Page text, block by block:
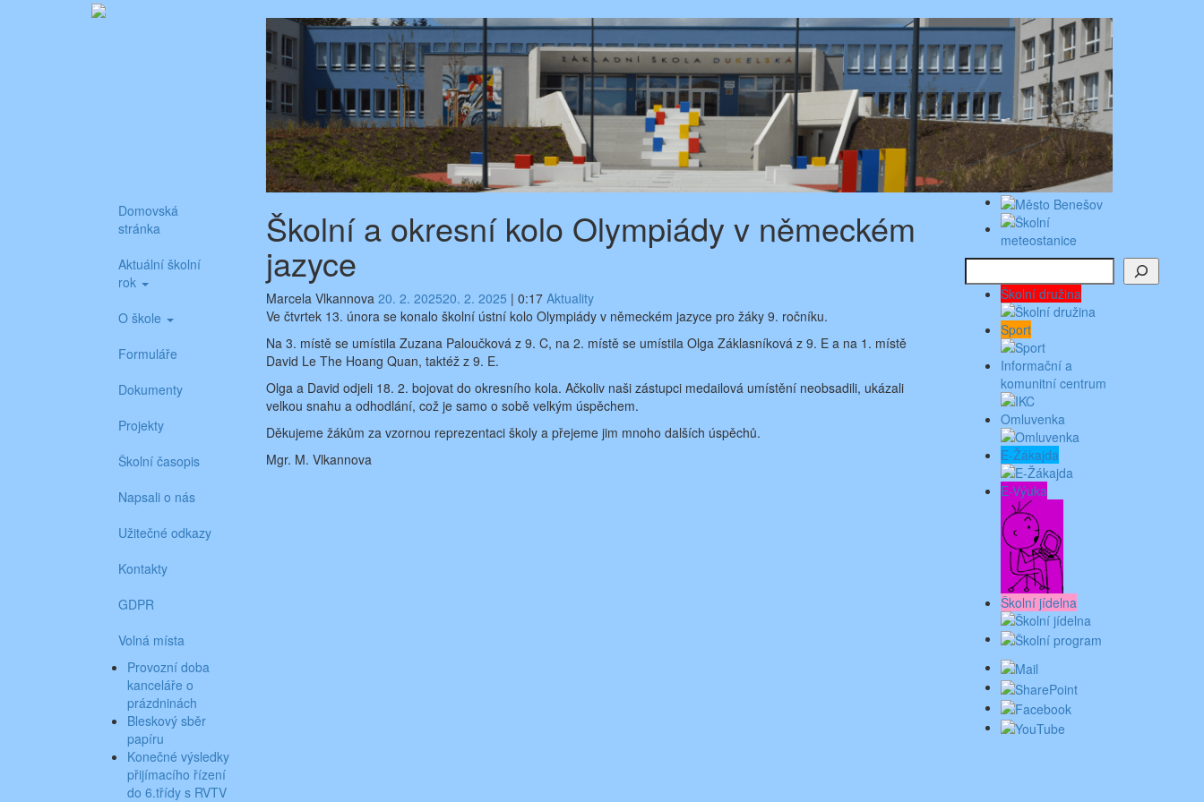
Aktuality ze školy
Základní škola Benešov, Dukelská 1818
Domovská
stránka
Aktuální školní
rok
O škole
Formuláře
Dokumenty
Projekty
Školní časopis
Napsali o nás
Užitečné odkazy
Kontakty
GDPR
Volná místa
Provozní doba
kanceláře o
prázdninách
Bleskový sběr
papíru
Konečné výsledky
přijímacího řízení
do 6.třídy s RVTV
Školní a okresní kolo Olympiády v německém
jazyce
Marcela Vlkannova 20. 2. 202520. 2. 2025 | 0:17 Aktuality
Ve čtvrtek 13. února se konalo školní ústní kolo Olympiády v německém jazyce pro žáky 9. ročníku.
Na 3. místě se umístila Zuzana Paloučková z 9. C, na 2. místě se umístila Olga Záklasníková z 9. E a na 1. místě
David Le The Hoang Quan, taktéž z 9. E.
Olga a David odjeli 18. 2. bojovat do okresního kola. Ačkoliv naši zástupci medailová umístění neobsadili, ukázali
velkou snahu a odhodlání, což je samo o sobě velkým úspěchem.
Děkujeme žákům za vzornou reprezentaci školy a přejeme jim mnoho dalších úspěchů.
Mgr. M. Vlkannova
Hledat
Školní družina
Sport
Informační a
komunitní centrum
Omluvenka
E-Žákajda
E-Výuka
Školní jídelna